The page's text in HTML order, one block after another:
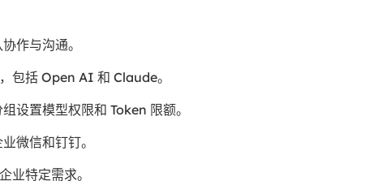
作与沟通。
包括 Open AI 和 Claude。
设置模型权限和 Token 限额。
微信和钉钉。
业特定需求。